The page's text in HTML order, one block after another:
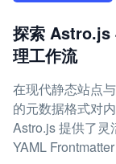
探索 Astro.js
理工作流
在现代静态站点
的元数据格式对
Astro.js 提供了灵
YAML